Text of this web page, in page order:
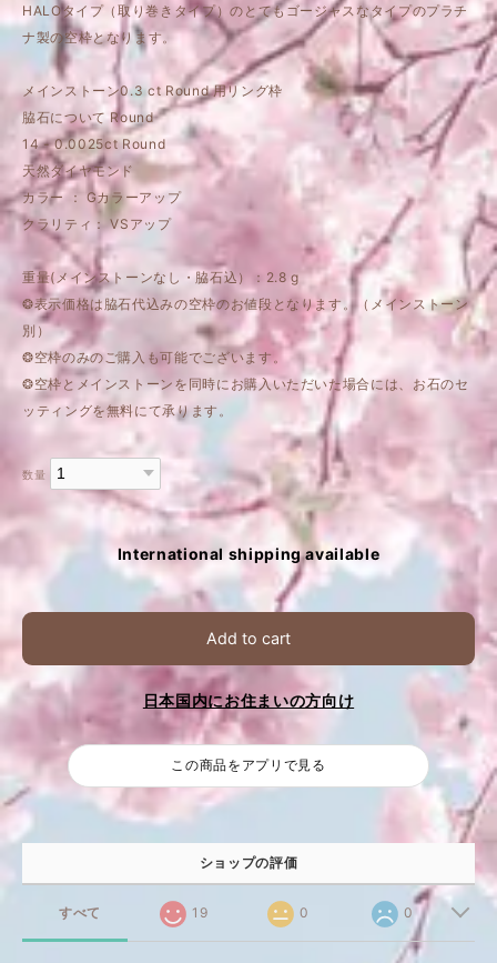
HALOタイプ（取り巻きタイプ）のとてもゴージャスなタイプのプラチ
ナ製の空枠となります。
メインストーン0.3 ct Round 用リング枠
脇石について Round
14 - 0.0025ct Round
天然ダイヤモンド
カラー ： Gカラーアップ
クラリティ： VSアップ
重量(メインストーンなし・脇石込）：2.8 g
❂表示価格は脇石代込みの空枠のお値段となります。（メインストーン
別）
❂空枠のみのご購入も可能でございます。
❂空枠とメインストーンを同時にお購入いただいた場合には、お石のセ
ッティングを無料にて承ります。
数量
International shipping available
Add to cart
日本国内にお住まいの方向け
この商品をアプリで見る
ショップの評価
すべて 19 0 0